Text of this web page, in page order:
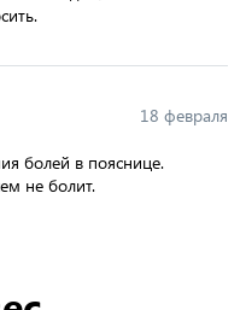
18 февраля
болей в пояснице.
не болит.